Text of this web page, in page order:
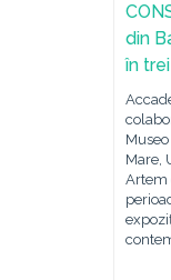
din
în
Mare,
Artem